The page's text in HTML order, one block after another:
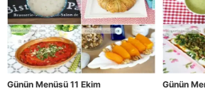
Günün Menüsü 11 Ekim Günün